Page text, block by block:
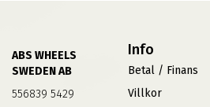
ABS WHEELS
SWEDEN AB
556839 5429
Info
Betal / Finans
Villkor